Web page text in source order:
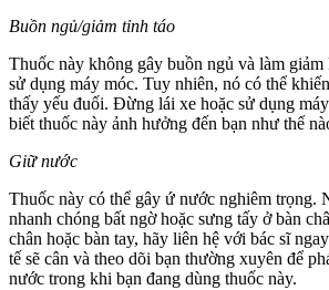
Buồn ngủ/giảm tỉnh táo
Thuốc này không gây buồn ngủ và làm giảm
sử dụng máy móc. Tuy nhiên, nó có thể
thấy yếu đuối. Đừng lái xe hoặc sử dụng
biết thuốc này ảnh hưởng đến bạn như thế
Giữ nước
Thuốc này có thể gây ứ nước nghiêm trọng.
nhanh chóng bất ngờ hoặc sưng tấy ở bàn
chân hoặc bàn tay, hãy liên hệ với bác sĩ
tế sẽ cân và theo dõi bạn thường xuyên để
nước trong khi bạn đang dùng thuốc này.